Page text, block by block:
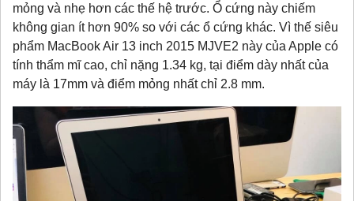
mỏng và nhẹ hơn các thế hệ trước. Ổ cứng này chiếm
không gian ít hơn 90% so với các ổ cứng khác. Vì thế siêu
phẩm MacBook Air 13 inch 2015 MJVE2 này của Apple có
tính thẩm mĩ cao, chỉ nặng 1.34 kg, tại điểm dày nhất của
máy là 17mm và điểm mỏng nhất chỉ 2.8 mm.